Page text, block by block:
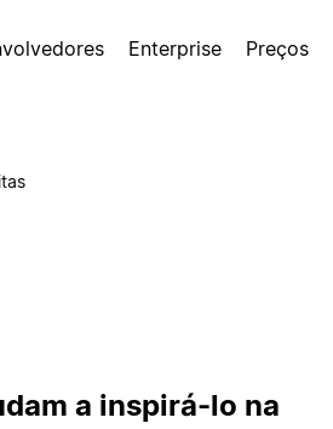
Enterprise Preços
a inspirá-lo na